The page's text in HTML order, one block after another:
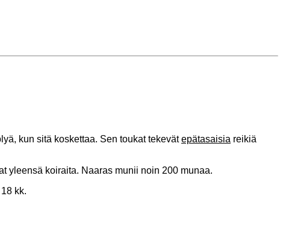
kun sitä koskettaa. Sen toukat tekevätepätasaisia reikiä
yleensä koiraita. Naaras munii noin 200 munaa.
kk.